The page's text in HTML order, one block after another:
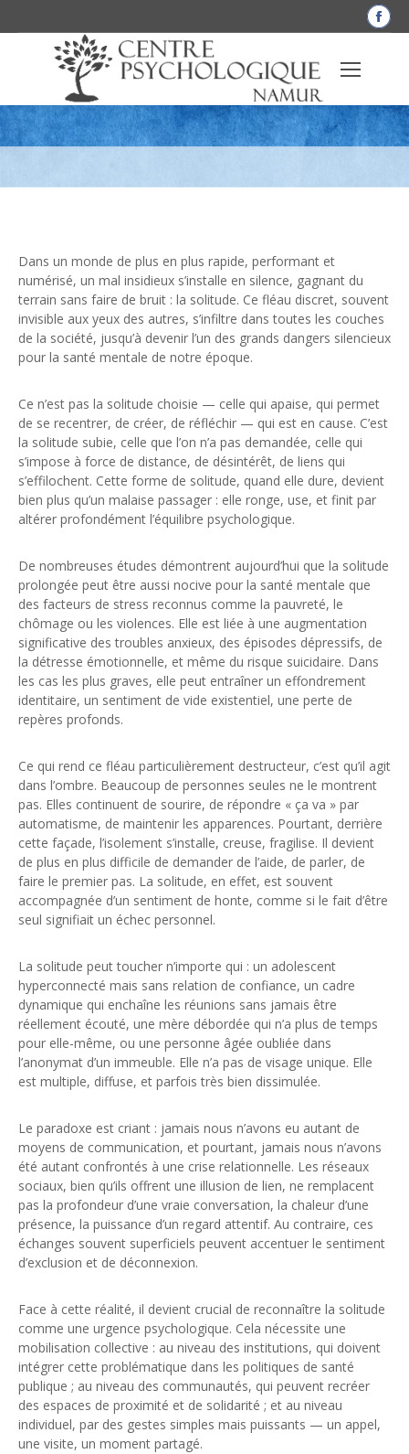
La
une
Santé mentale en péril : la solitude, un
fléau discret mais destructeur
Dans un monde de plus en plus rapide, performant et
numérisé, un mal insidieux s’installe en silence, gagnant du
terrain sans faire de bruit : la solitude. Ce fléau discret, souvent
invisible aux yeux des autres, s’infiltre dans toutes les couches
de la société, jusqu’à devenir l’un des grands dangers silencieux
pour la santé mentale de notre époque.
Ce n’est pas la solitude choisie — celle qui apaise, qui permet
de se recentrer, de créer, de réfléchir — qui est en cause. C’est
la solitude subie, celle que l’on n’a pas demandée, celle qui
s’impose à force de distance, de désintérêt, de liens qui
s’effilochent. Cette forme de solitude, quand elle dure, devient
bien plus qu’un malaise passager : elle ronge, use, et finit par
altérer profondément l’équilibre psychologique.
De nombreuses études démontrent aujourd’hui que la solitude
prolongée peut être aussi nocive pour la santé mentale que
des facteurs de stress reconnus comme la pauvreté, le
chômage ou les violences. Elle est liée à une augmentation
significative des troubles anxieux, des épisodes dépressifs, de
la détresse émotionnelle, et même du risque suicidaire. Dans
les cas les plus graves, elle peut entraîner un effondrement
identitaire, un sentiment de vide existentiel, une perte de
repères profonds.
Ce qui rend ce fléau particulièrement destructeur, c’est qu’il agit
dans l’ombre. Beaucoup de personnes seules ne le montrent
pas. Elles continuent de sourire, de répondre « ça va » par
automatisme, de maintenir les apparences. Pourtant, derrière
cette façade, l’isolement s’installe, creuse, fragilise. Il devient
de plus en plus difficile de demander de l’aide, de parler, de
faire le premier pas. La solitude, en effet, est souvent
accompagnée d’un sentiment de honte, comme si le fait d’être
seul signifiait un échec personnel.
La solitude peut toucher n’importe qui : un adolescent
hyperconnecté mais sans relation de confiance, un cadre
dynamique qui enchaîne les réunions sans jamais être
réellement écouté, une mère débordée qui n’a plus de temps
pour elle-même, ou une personne âgée oubliée dans
l’anonymat d’un immeuble. Elle n’a pas de visage unique. Elle
est multiple, diffuse, et parfois très bien dissimulée.
Le paradoxe est criant : jamais nous n’avons eu autant de
moyens de communication, et pourtant, jamais nous n’avons
été autant confrontés à une crise relationnelle. Les réseaux
sociaux, bien qu’ils offrent une illusion de lien, ne remplacent
pas la profondeur d’une vraie conversation, la chaleur d’une
présence, la puissance d’un regard attentif. Au contraire, ces
échanges souvent superficiels peuvent accentuer le sentiment
d’exclusion et de déconnexion.
Face à cette réalité, il devient crucial de reconnaître la solitude
comme une urgence psychologique. Cela nécessite une
mobilisation collective : au niveau des institutions, qui doivent
intégrer cette problématique dans les politiques de santé
publique ; au niveau des communautés, qui peuvent recréer
des espaces de proximité et de solidarité ; et au niveau
individuel, par des gestes simples mais puissants — un appel,
une visite, un moment partagé.